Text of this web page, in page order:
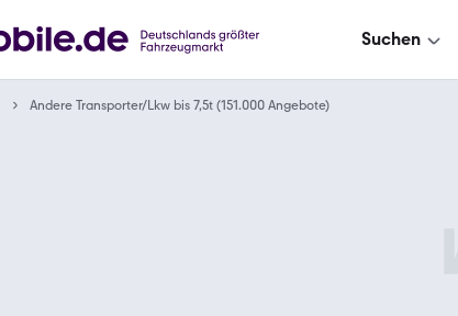
Suchen
Andere Transporter/Lkw bis 7,5t (151.000 Angebote)